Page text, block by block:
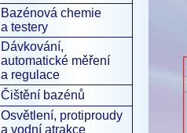
Bazénová chemie
a testery
Dávkování,
automatické měření
a regulace
Čištění bazénů
Osvětlení, protiproudy
a vodní atrakce